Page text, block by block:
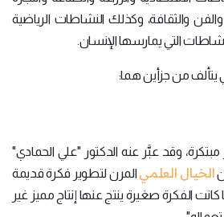
والفن والثقافة، وكذلك النشاطات الرياضية
التي يمارسها الإنسان.
يتألف من جزأين هما:
مبتكرة، وقد عبَّر عنه الدكتور "علي الحمادي"
الخيال العلمي المرن لتطوير فكرة قديمة
الفكرة صغيرة ينتج عنها إنتاج مميز غير